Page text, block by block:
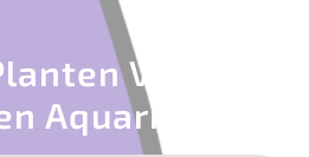
Voor Een
Aquarium